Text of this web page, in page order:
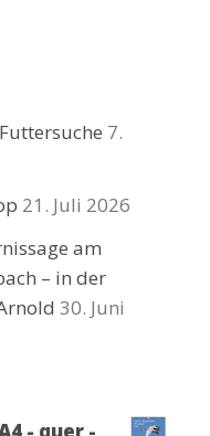
7.
21. Juli 2026
am
– in der
30. Juni